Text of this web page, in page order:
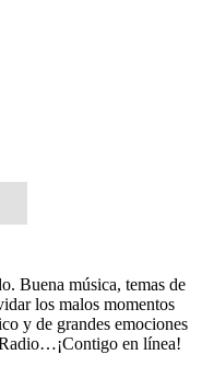
Buena música, temas de
los malos momentos
y de grandes emociones
en línea!